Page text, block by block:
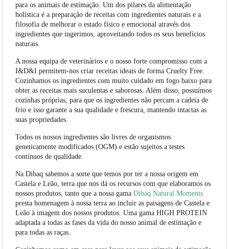
para os animais de estimação. Um dos pilares da alimentação
holística é a preparação de receitas com ingredientes naturais e a
filosofia de melhorar o estado físico e emocional através dos
ingredientes que ingerimos, aproveitando todos os seus benefícios
naturais.
A nossa equipa de veterinários e o nosso forte compromisso com a
I&D&I permitem-nos criar receitas ideais de forma Cruelty Free.
Cozinhamos os ingredientes com muito cuidado em fogo baixo para
obter as receitas mais suculentas e saborosas. Além disso, possuímos
cozinhas próprias, para que os ingredientes não percam a cadeia de
frio e isso garante a sua qualidade e frescura, mantendo intactas as
suas propriedades.
Todos os nossos ingredientes são livres de organismos
geneticamente modificados (OGM) e estão sujeitos a testes
contínuos de qualidade.
Na Dibaq sabemos a sorte que temos por ter a nossa origem em
Castela e Leão, terra que nos dá os recursos com que elaboramos os
nossos produtos, tanto que a nossa gamaDibaq Natural Moments
presta homenagem à nossa terra ao incluir as paisagens de Castela e
Leão à imagem dos nossos produtos. Uma gama HIGH PROTEIN
adaptada a todas as fases da vida do nosso animal de estimação e
para todas as raças.